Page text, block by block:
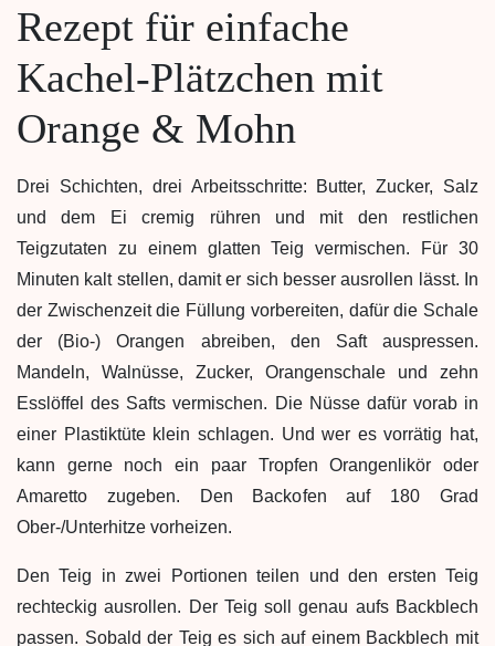
Rezept für einfache
Kachel-Plätzchen mit
Orange & Mohn
Drei Schichten, drei Arbeitsschritte: Butter, Zucker, Salz
und dem Ei cremig rühren und mit den restlichen
Teigzutaten zu einem glatten Teig vermischen. Für 30
Minuten kalt stellen, damit er sich besser ausrollen lässt. In
der Zwischenzeit die Füllung vorbereiten, dafür die Schale
der (Bio-) Orangen abreiben, den Saft auspressen.
Mandeln, Walnüsse, Zucker, Orangenschale und zehn
Esslöffel des Safts vermischen. Die Nüsse dafür vorab in
einer Plastiktüte klein schlagen. Und wer es vorrätig hat,
kann gerne noch ein paar Tropfen Orangenlikör oder
Amaretto zugeben. Den Backofen auf 180 Grad
Ober-/Unterhitze vorheizen.
Den Teig in zwei Portionen teilen und den ersten Teig
rechteckig ausrollen. Der Teig soll genau aufs Backblech
passen. Sobald der Teig es sich auf einem Backblech mit